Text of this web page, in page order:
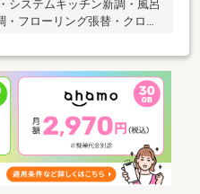
システムキッチン新調・風呂
フローリング張替・クロス